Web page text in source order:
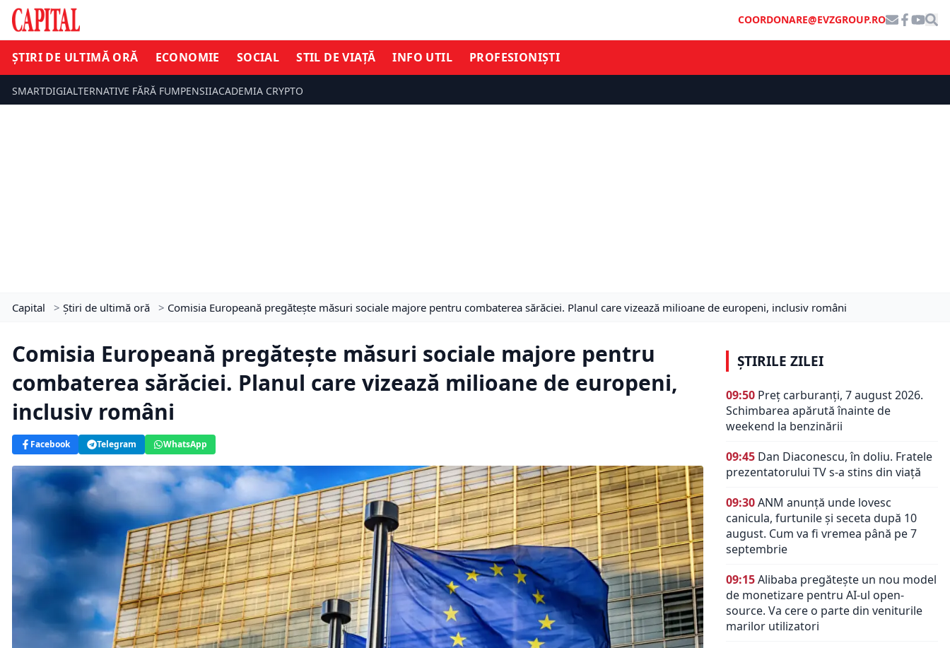
COORDONARE@EVZGROUP.RO
ȘTIRI DE ULTIMĂ ORĂ ECONOMIE SOCIAL STIL DE VIAȚĂ INFO UTIL PROFESIONIȘTI
SMARTDIGIALTERNATIVE FĂRĂ FUMPENSIIACADEMIA CRYPTO
Capital > Știri de ultimă oră > Comisia Europeană pregătește măsuri sociale majore pentru combaterea sărăciei. Planul care vizează milioane de europeni, inclusiv români
Comisia Europeană pregătește măsuri sociale majore pentru
combaterea sărăciei. Planul care vizează milioane de europeni,
inclusiv români
Facebook Telegram WhatsApp
ȘTIRILE ZILEI
09:50 Preț carburanți, 7 august 2026.
Schimbarea apărută înainte de
weekend la benzinării
09:45 Dan Diaconescu, în doliu. Fratele
prezentatorului TV s-a stins din viață
09:30ANM anunță unde lovesc
canicula, furtunile și seceta după 10
august. Cum va fi vremea până pe 7
septembrie
09:15Alibaba pregătește un nou model
de monetizare pentru AI-ul open-
source. Va cere o parte din veniturile
marilor utilizatori